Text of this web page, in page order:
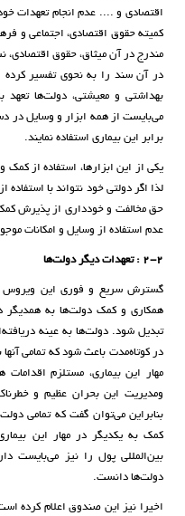
اقتصادی و .... عدم انجام تعهدات
کمیته حقوق اقتصادی، اجتماعی و
مندرج در آن میثاق، حقوق
در آن سند را به نحوی تفسیر کرده
بهداشتی و معیشتی، دولت‌ها تعهد
می‌بایست از همه ابزار و وسایل در
برابر این بیماری استفاده نمایند.
یکی از این ابزارها، استفاده از
لذا اگر دولتی خود نتواند با استفاده
حق مخالفت و خودداری از پذیرش کمک
عدم استفاده از وسایل و امکانات
2-2 : تعهدات دیگر دولت‌ها
گسترش سریع و فوری این
همکاری و کمک دولت‌ها به همدیگر
تبدیل شود. دولت‌ها به عینه
در کوتاه‌مدت باعث ‌شود که تمامی آنها
مهار این بیماری، مستلزم
ومدیریت این بحران عظیم و
بنابراین می‌توان گفت که تمامی
کمک به یکدیگر در مهار این
بین‌المللی پول را نیز می‌بایست
دولت‌ها دانست.
اخیرا نیز این صندوق اعلام کرده